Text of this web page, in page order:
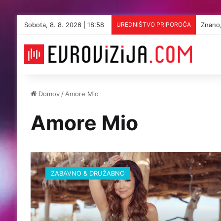
Sobota, 8. 8. 2026 | 18:58 UREDNIŠTVO PRIPOROČA
Domov / Amore Mio
Amore Mio
N
a
t
a
l
i
j
ZABAVNO & DRUŽABNO